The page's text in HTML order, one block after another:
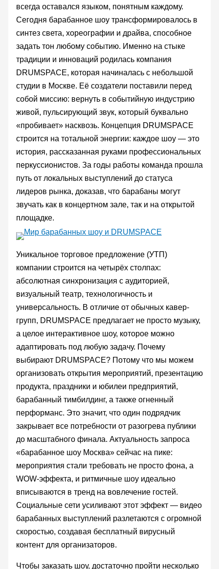
всегда оставался языком, понятным каждому.
Сегодня барабанное шоу трансформировалось в
синтез света, хореографии и драйва, способное
задать тон любому событию. Именно на стыке
традиции и инноваций родилась компания
DRUMSPACE, которая начиналась с небольшой
студии в Москве. Её создатели поставили перед
собой миссию: вернуть в событийную индустрию
живой, пульсирующий звук, который буквально
«пробивает» насквозь. Концепция DRUMSPACE
строится на тотальной энергии: каждое шоу — это
история, рассказанная руками профессиональных
перкуссионистов. За годы работы команда прошла
путь от локальных выступлений до статуса
лидеров рынка, доказав, что барабаны могут
звучать как в концертном зале, так и на открытой
площадке.
Уникальное торговое предложение (УТП)
компании строится на четырёх столпах:
абсолютная синхронизация с аудиторией,
визуальный театр, технологичность и
универсальность. В отличие от обычных кавер-
групп, DRUMSPACE предлагает не просто музыку,
а целое интерактивное шоу, которое можно
адаптировать под любую задачу. Почему
выбирают DRUMSPACE? Потому что мы можем
организовать открытия мероприятий, презентацию
продукта, праздники и юбилеи предприятий,
барабанный тимбилдинг, а также огненный
перформанс. Это значит, что один подрядчик
закрывает все потребности от разогрева публики
до масштабного финала. Актуальность запроса
«барабанное шоу Москва» сейчас на пике:
мероприятия стали требовать не просто фона, а
WOW-эффекта, и ритмичные шоу идеально
вписываются в тренд на вовлечение гостей.
Социальные сети усиливают этот эффект — видео
барабанных выступлений разлетаются с огромной
скоростью, создавая бесплатный вирусный
контент для организаторов.
Чтобы заказать шоу, достаточно пройти несколько